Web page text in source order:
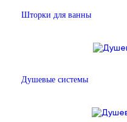
Шторки для ванны
Душевые системы